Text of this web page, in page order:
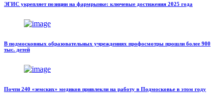
ЭГИС укрепляет позиции на фармрынке: ключевые достижения 2025 года
В подмосковных образовательных учреждениях профосмотры прошли более 900
тыс. детей
Почти 240 «земских» медиков привлекли на работу в Подмосковье в этом году